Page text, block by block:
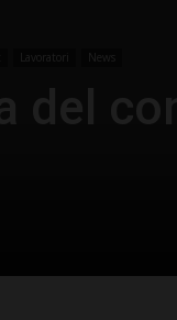
Lavoratori News